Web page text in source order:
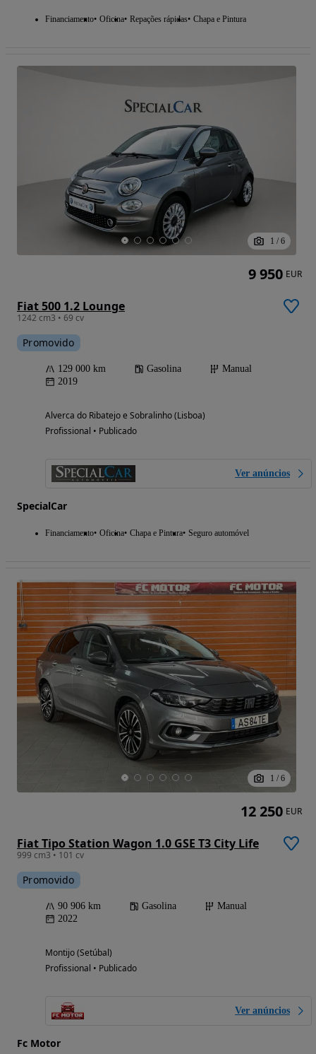
Financiamento Oficina Repações rápidas Chapa e Pintura
1 / 6
Fiat 500 1.2 Lounge
1242 cm3 • 69 cv
Promovido
129 000 km Gasolina
Manual
2019
Alverca do Ribatejo e Sobralinho (Lisboa)
Profissional • Publicado
Ver anúncios
SpecialCar
Financiamento Oficina Chapa e Pintura Seguro automóvel
9 950 EUR
1 / 6
Fiat Tipo Station Wagon 1.0 GSE T3 City Life
999 cm3 • 101 cv
Promovido
90 906 km Gasolina
Manual
2022
Montijo (Setúbal)
Profissional • Publicado
Ver anúncios
Fc Motor
12 250 EUR